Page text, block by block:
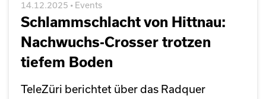
14.12.2025 • Events
Schlammschlacht von Hittnau:
Nachwuchs-Crosser trotzen
tiefem Boden
TeleZüri berichtet über das Radquer